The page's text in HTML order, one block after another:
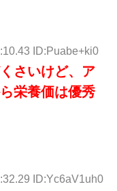
ID:Puabe+ki0
さいけど、ア
栄養価は優秀
ID:Yc6aV1uh0